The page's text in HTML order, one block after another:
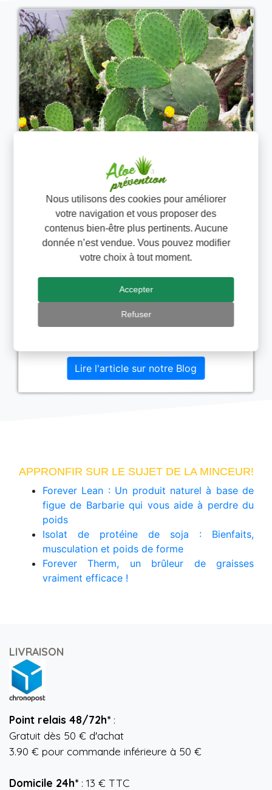
Forever Lean : Un produit
naturel à base de figue de
Barbarie qui vous aide à perdre
du poids
Le Nopal est plus connu sous le nom de
figuier de Barbarie (Opuntia ficus indica). Ce
cactus peut atteindre 5 à 6 mètres mètres de
haut et pousse dans les climats chauds et
Lire l'article sur notre Blog
APPRONFIR SUR LE SUJET DE LA MINCEUR!
Forever Lean : Un produit naturel à base de
figue de Barbarie qui vous aide à perdre du
poids
Isolat de protéine de soja : Bienfaits,
musculation et poids de forme
Forever Therm, un brûleur de graisses
vraiment efficace !
LIVRAISON
Point relais 48/72h* :
Gratuit dès 50 € d'achat
3.90 € pour commande inférieure à 50 €
Domicile 24h* : 13 € TTC
Nous utilisons des cookies pour améliorer
votre navigation et vous proposer des
contenus bien-être plus pertinents. Aucune
donnée n’est vendue. Vous pouvez modifier
votre choix à tout moment.
Accepter
Refuser